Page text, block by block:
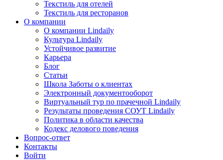
Текстиль для отелей
Текстиль для ресторанов
О компании
О компании Lindaily
Культура Lindaily
Устойчивое развитие
Карьера
Блог
Статьи
Школа Заботы о клиентах
Электронный документооборот
Виртуальный тур по прачечной Lindaily
Результаты проведения СОУТ Lindaily
Политика в области качества
Кодекс делового поведения
Вопрос-ответ
Контакты
Войти